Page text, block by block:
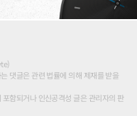
댓글은 관련 법률에 의해 제재를 받을
함되거나 인신공격성 글은 관리자의 판